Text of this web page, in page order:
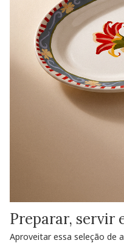
Preparar, servir
Aproveitar essa seleção de